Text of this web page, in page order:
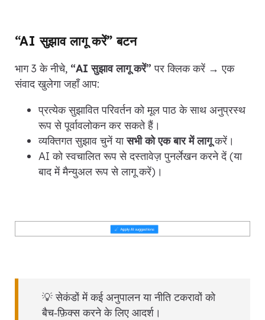
“AI सुझाव लागू करें” बटन
भाग 3 के नीचे, “AI सुझाव लागू करें” पर क्लिक करें → एक
संवाद खुलेगा जहाँ आप:
प्रत्येक सुझावित परिवर्तन को मूल पाठ के साथ अनुप्रस्थ
रूप से पूर्वावलोकन कर सकते हैं।
व्यक्तिगत सुझाव चुनें यासभी को एक बार में लागूकरें।
AI को स्वचालित रूप से दस्तावेज़ पुनर्लेखन करने दें (या
बाद में मैन्युअल रूप से लागू करें)।
💡 सेकंडों में कई अनुपालन या नीति टकरावों को
बैच‑फ़िक्स करने के लिए आदर्श।